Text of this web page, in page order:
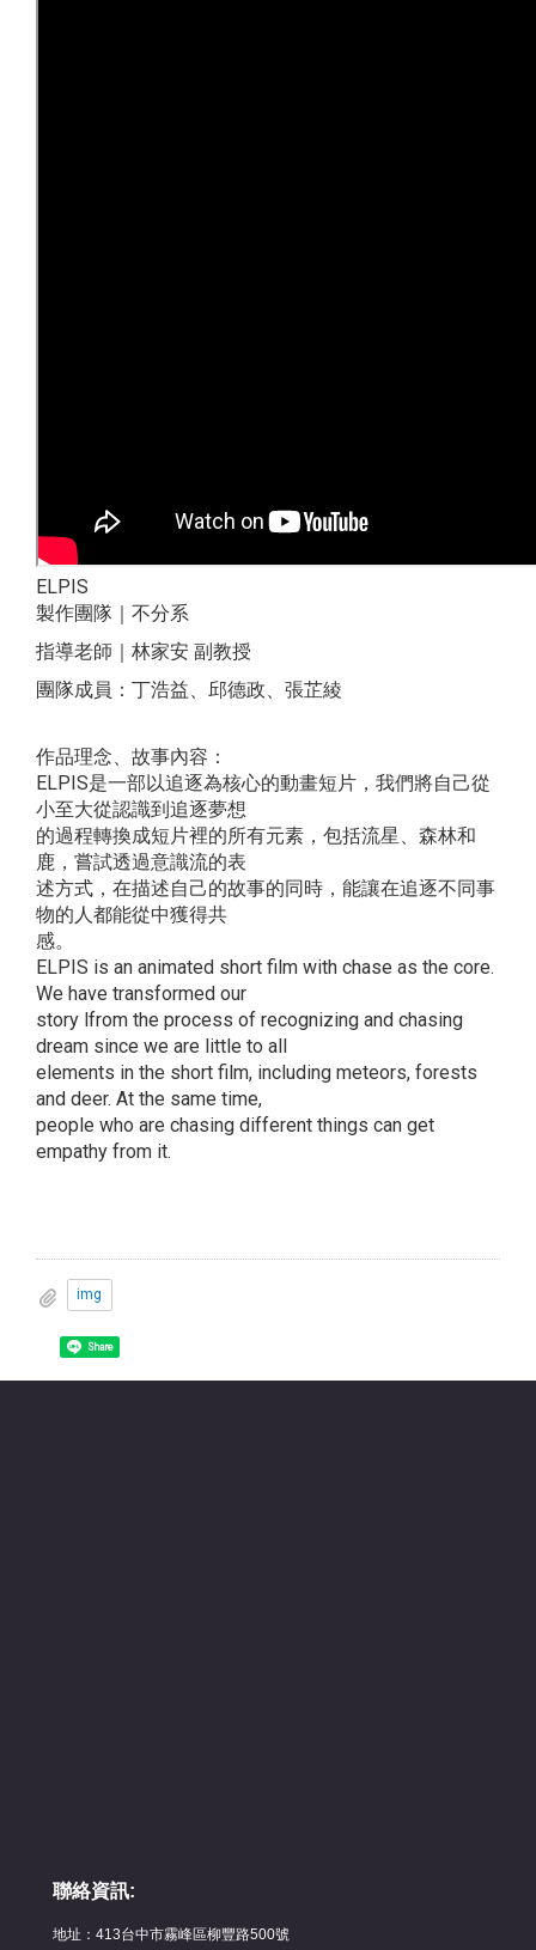
ELPIS
製作團隊｜不分系
指導老師｜林家安 副教授
團隊成員：丁浩益、邱德政、張芷綾
作品理念、故事內容：
ELPIS是一部以追逐為核心的動畫短片，我們將自己從
小至大從認識到追逐夢想
的過程轉換成短片裡的所有元素，包括流星、森林和
鹿，嘗試透過意識流的表
述方式，在描述自己的故事的同時，能讓在追逐不同事
物的人都能從中獲得共
感。
ELPIS is an animated short film with chase as the core.
We have transformed our
story lfrom the process of recognizing and chasing
dream since we are little to all
elements in the short film, including meteors, forests
and deer. At the same time,
people who are chasing different things can get
empathy from it.
img
Share
聯絡資訊:
地址：413台中市霧峰區柳豐路500號